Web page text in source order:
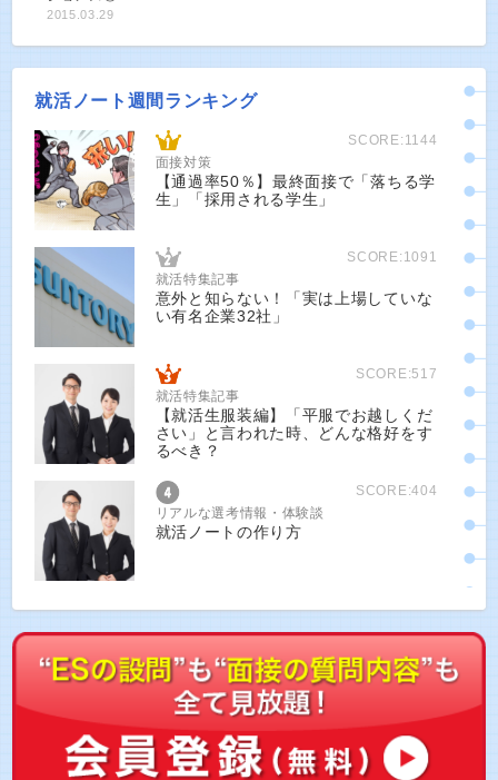
2015.03.29
就活ノート週間ランキング
SCORE:1144
面接対策
【通過率50％】最終面接で「落ちる学
生」「採用される学生」
SCORE:1091
就活特集記事
意外と知らない！「実は上場していな
い有名企業32社」
SCORE:517
就活特集記事
【就活生服装編】「平服でお越しくだ
さい」と言われた時、どんな格好をす
るべき？
SCORE:404
リアルな選考情報・体験談
就活ノートの作り方